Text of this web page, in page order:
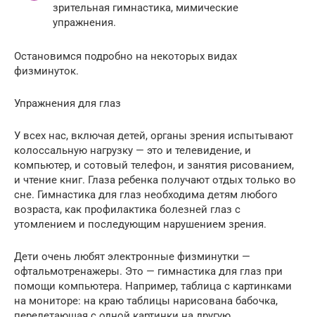
зрительная гимнастика, мимические
упражнения.
Остановимся подробно на некоторых видах
физминуток.
Упражнения для глаз
У всех нас, включая детей, органы зрения испытывают
колоссальную нагрузку — это и телевидение, и
компьютер, и сотовый телефон, и занятия рисованием,
и чтение книг. Глаза ребенка получают отдых только во
сне. Гимнастика для глаз необходима детям любого
возраста, как профилактика болезней глаз с
утомлением и последующим нарушением зрения.
Дети очень любят электронные физминутки —
офтальмотренажеры. Это — гимнастика для глаз при
помощи компьютера. Например, таблица с картинками
на мониторе: на краю таблицы нарисована бабочка,